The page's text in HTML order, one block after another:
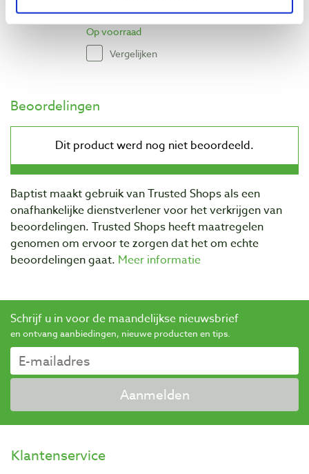
€ 33,72 excl. btw
Op voorraad
Vergelijken
Beoordelingen
Baptist maakt gebruik van Trusted Shops als een
onafhankelijke dienstverlener voor het verkrijgen van
beoordelingen. Trusted Shops heeft maatregelen
genomen om ervoor te zorgen dat het om echte
beoordelingen gaat. Meer informatie
Schrijf u in voor de maandelijkse nieuwsbrief
en ontvang aanbiedingen, nieuwe producten en tips.
Aanmelden
Klantenservice